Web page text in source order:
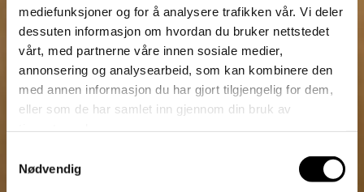
mediefunksjoner og for å analysere trafikken vår. Vi deler
dessuten informasjon om hvordan du bruker nettstedet
vårt, med partnerne våre innen sosiale medier,
annonsering og analysearbeid, som kan kombinere den
med annen informasjon du har gjort tilgjengelig for dem,
eller som de har samlet inn gjennom din bruk av
Nødvendig